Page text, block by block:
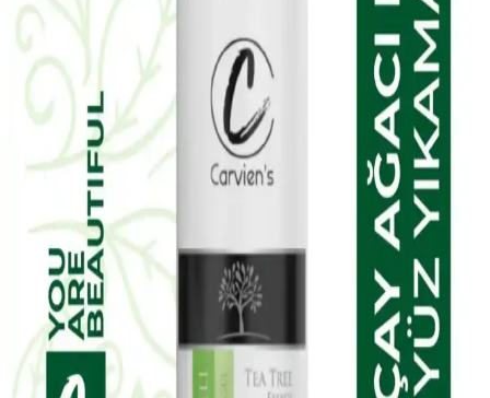
NIVEA Expert Filler Yoğun Yaşlanma Karşıtı Gündüz Bakım
Kremi, hyaluronik asit ve SPF 30 ile cildi nemlendirir, yaşlanma
belirtilerine karşı korur ve pürüzsüzleştirir, hassas ciltler için uygun
ve parfümsüzdür.
EDLIKE Saf Yağlardan Yapılan El Yapımı Adaçayı
Sabunu Doğal ve Etkili Cilt Bakımı İçin Uygun Bir
EDLIKE'in saf yağlar ve el yapımı adaçayı ile zenginleştirilmiş
sabunu, cildi nazikçe temizler, nemlendirir ve ferahlatır. Hassas
ciltlere uygun, doğal içerikli ve uzun süre kullanılabilen bu ürün, cilt
sağlığını destekler.
W-Lab Kozmetik Madeleb Krem ve Selin Beauty
CC Krem Seti: Günlük Cilt Bakımı İçin Çok Yönlü
Çözüm